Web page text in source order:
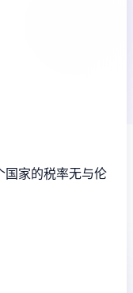
国家的税率无与伦